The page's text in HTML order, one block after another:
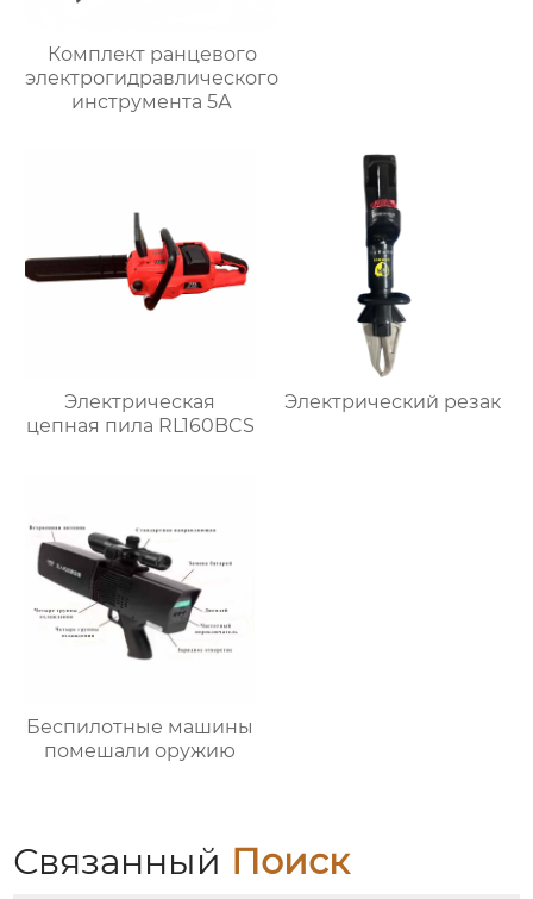
Комплект ранцевого
электрогидравлического
инструмента 5А
Электрическая
цепная пила RL160BCS
Электрический резак
Беспилотные машины
помешали оружию
Связанный Поиск